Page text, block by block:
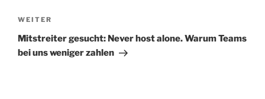
Nächster
Beitrag
WEITER
Mitstreiter gesucht: Never host alone. Warum Teams
bei uns weniger zahlen